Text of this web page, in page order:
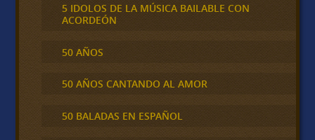
5 IDOLOS DE LA MÚSICA BAILABLE CON
ACORDEÓN
50 AÑOS
50 AÑOS CANTANDO AL AMOR
50 BALADAS EN ESPAÑOL